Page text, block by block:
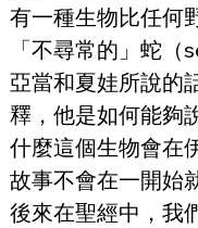
有一種生物比任何
「不尋常的」蛇
亞當和夏娃所說的
釋，他是如何能夠
什麼這個生物會在
故事不會在一開始
後來在聖經中，我